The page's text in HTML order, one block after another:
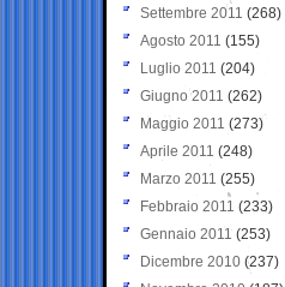
Settembre 2011 (268)
Agosto 2011 (155)
Luglio 2011 (204)
Giugno 2011 (262)
Maggio 2011 (273)
Aprile 2011 (248)
Marzo 2011 (255)
Febbraio 2011 (233)
Gennaio 2011 (253)
Dicembre 2010 (237)